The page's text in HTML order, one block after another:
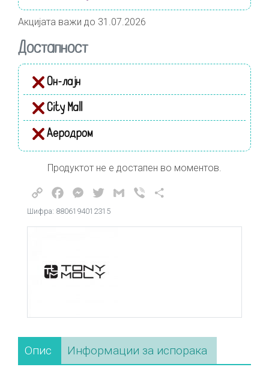
Акцијата важи до 31.07.2026
Достапност
Он-лајн
City Mall
Аеродром
Продуктот не е достапен во моментов.
Copy
Link
FacebookMessenger
TwitterGmail Viber
Шифра: 8806194012315
Опис Информации за испорака